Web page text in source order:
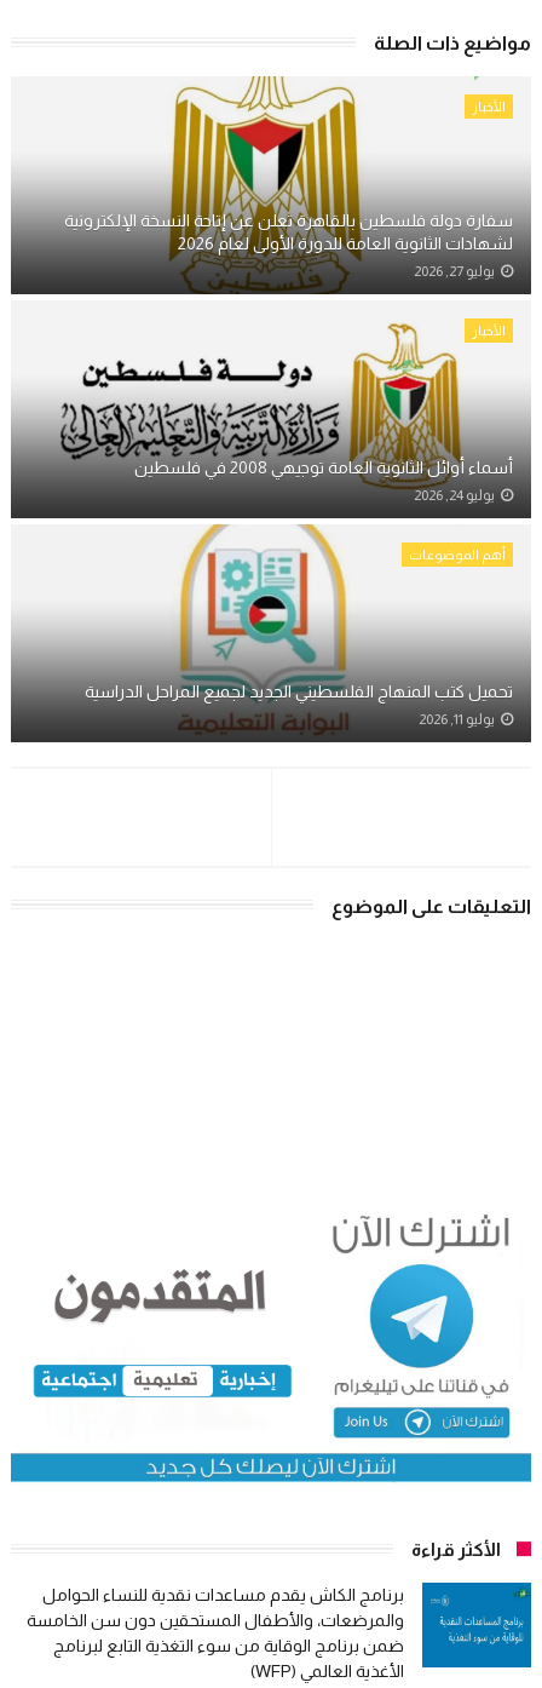
مواضيع ذات الصلة
الأخبار
سفارة دولة فلسطين بالقاهرة تعلن عن إتاحة النسخة الإلكترونية
لشهادات الثانوية العامة للدورة الأولى لعام 2026
يوليو 27, 2026
الأخبار
أسماء أوائل الثانوية العامة توجيهي 2008 في فلسطين
يوليو 24, 2026
أهم الموضوعات
تحميل كتب المنهاج الفلسطيني الجديد لجميع المراحل الدراسية
يوليو 11, 2026
التعليقات على الموضوع
الأكثر قراءة
برنامج الكاش يقدم مساعدات نقدية للنساء الحوامل
والمرضعات، والأطفال المستحقين دون سن الخامسة
ضمن برنامج الوقاية من سوء التغذية التابع لبرنامج
الأغذية العالمي (WFP)